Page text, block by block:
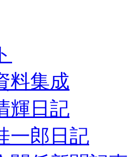
料集成
輝日記
一郎日記